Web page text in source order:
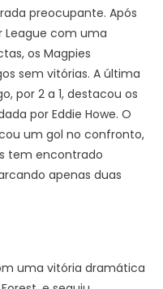
preocupante. Após
League com uma
os Magpies
sem vitórias. A última
por 2 a 1, destacou os
por Eddie Howe. O
um gol no confronto,
tem encontrado
apenas duas
uma vitória dramática